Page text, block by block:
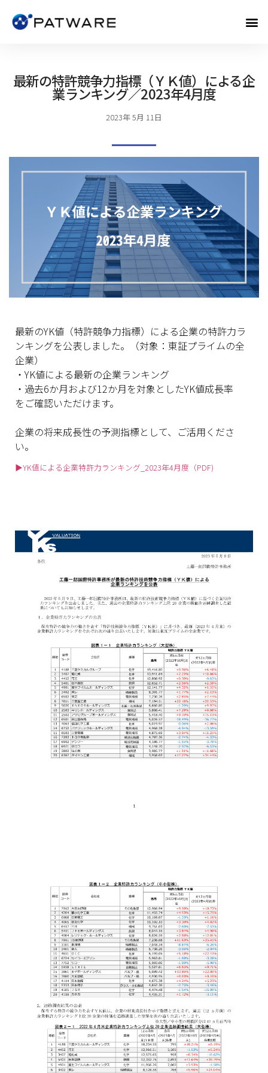
最新の特許競争力指標（ＹＫ値）による企
業ランキング／2023年4月度
2023年 5月 11日
最新のYK値（特許競争力指標） による企業の特許力ラ
ンキングを公表しました。（対象： 東証プライムの全
企業）
・YK値による最新の企業ランキング
・過去6か月および12か月を対象としたYK値成長率
をご確認いただけます。
企業の将来成長性の予測指標として、ご活用くださ
い。
▶YK値による企業特許力ランキング_2023年4月度（PDF)